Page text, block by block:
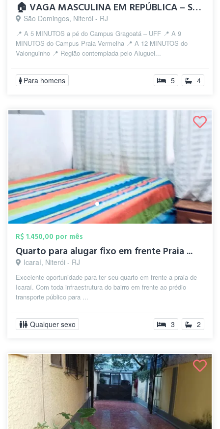
🏠 VAGA MASCULINA EM REPÚBLICA – SÃO DOM...
São Domingos, Niterói - RJ
📍 A 5 MINUTOS a pé do Campus Gragoatá – UFF 📍 A 9
MINUTOS do Campus Praia Vermelha 📍 A 12 MINUTOS do
Valonguinho 📍 Região contemplada pelo Aluguel...
Para homens 5 4
R$ 1.450,00 por mês
Quarto para alugar fixo em frente Praia ...
Icaraí, Niterói - RJ
Excelente oportunidade para ter seu quarto em frente a praia de
Icaraí. Com toda infraestrutura do bairro em frente ao prédio
transporte público para ...
Qualquer sexo 3 2